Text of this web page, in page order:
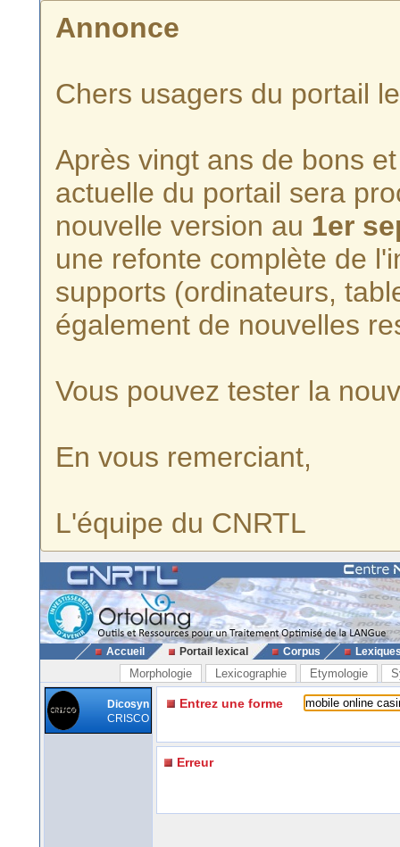
Annonce
Chers usagers du portail
Après vingt ans de bons
actuelle du portail sera
nouvelle version au 1er
une refonte complète de
supports (ordinateurs,
également de nouvelles
Vous pouvez tester la
En vous remerciant,
L'équipe du CNRTL
Accueil Portail lexical Corpus
Morphologie Lexicographie Etymologie
Dicosyn
CRISCO
Entrez une forme
Erreur